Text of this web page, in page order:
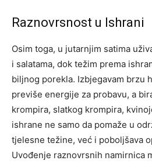
Raznovrsnost u Ishrani
Osim toga, u jutarnjim satima
i salatama, dok težim prema
biljnog porekla. Izbjegavam brzu
previše energije za probavu, a
krompira, slatkog krompira,
ishrane ne samo da pomaže u
tjelesne težine, već i poboljšava
Uvođenje raznovrsnih namirnica